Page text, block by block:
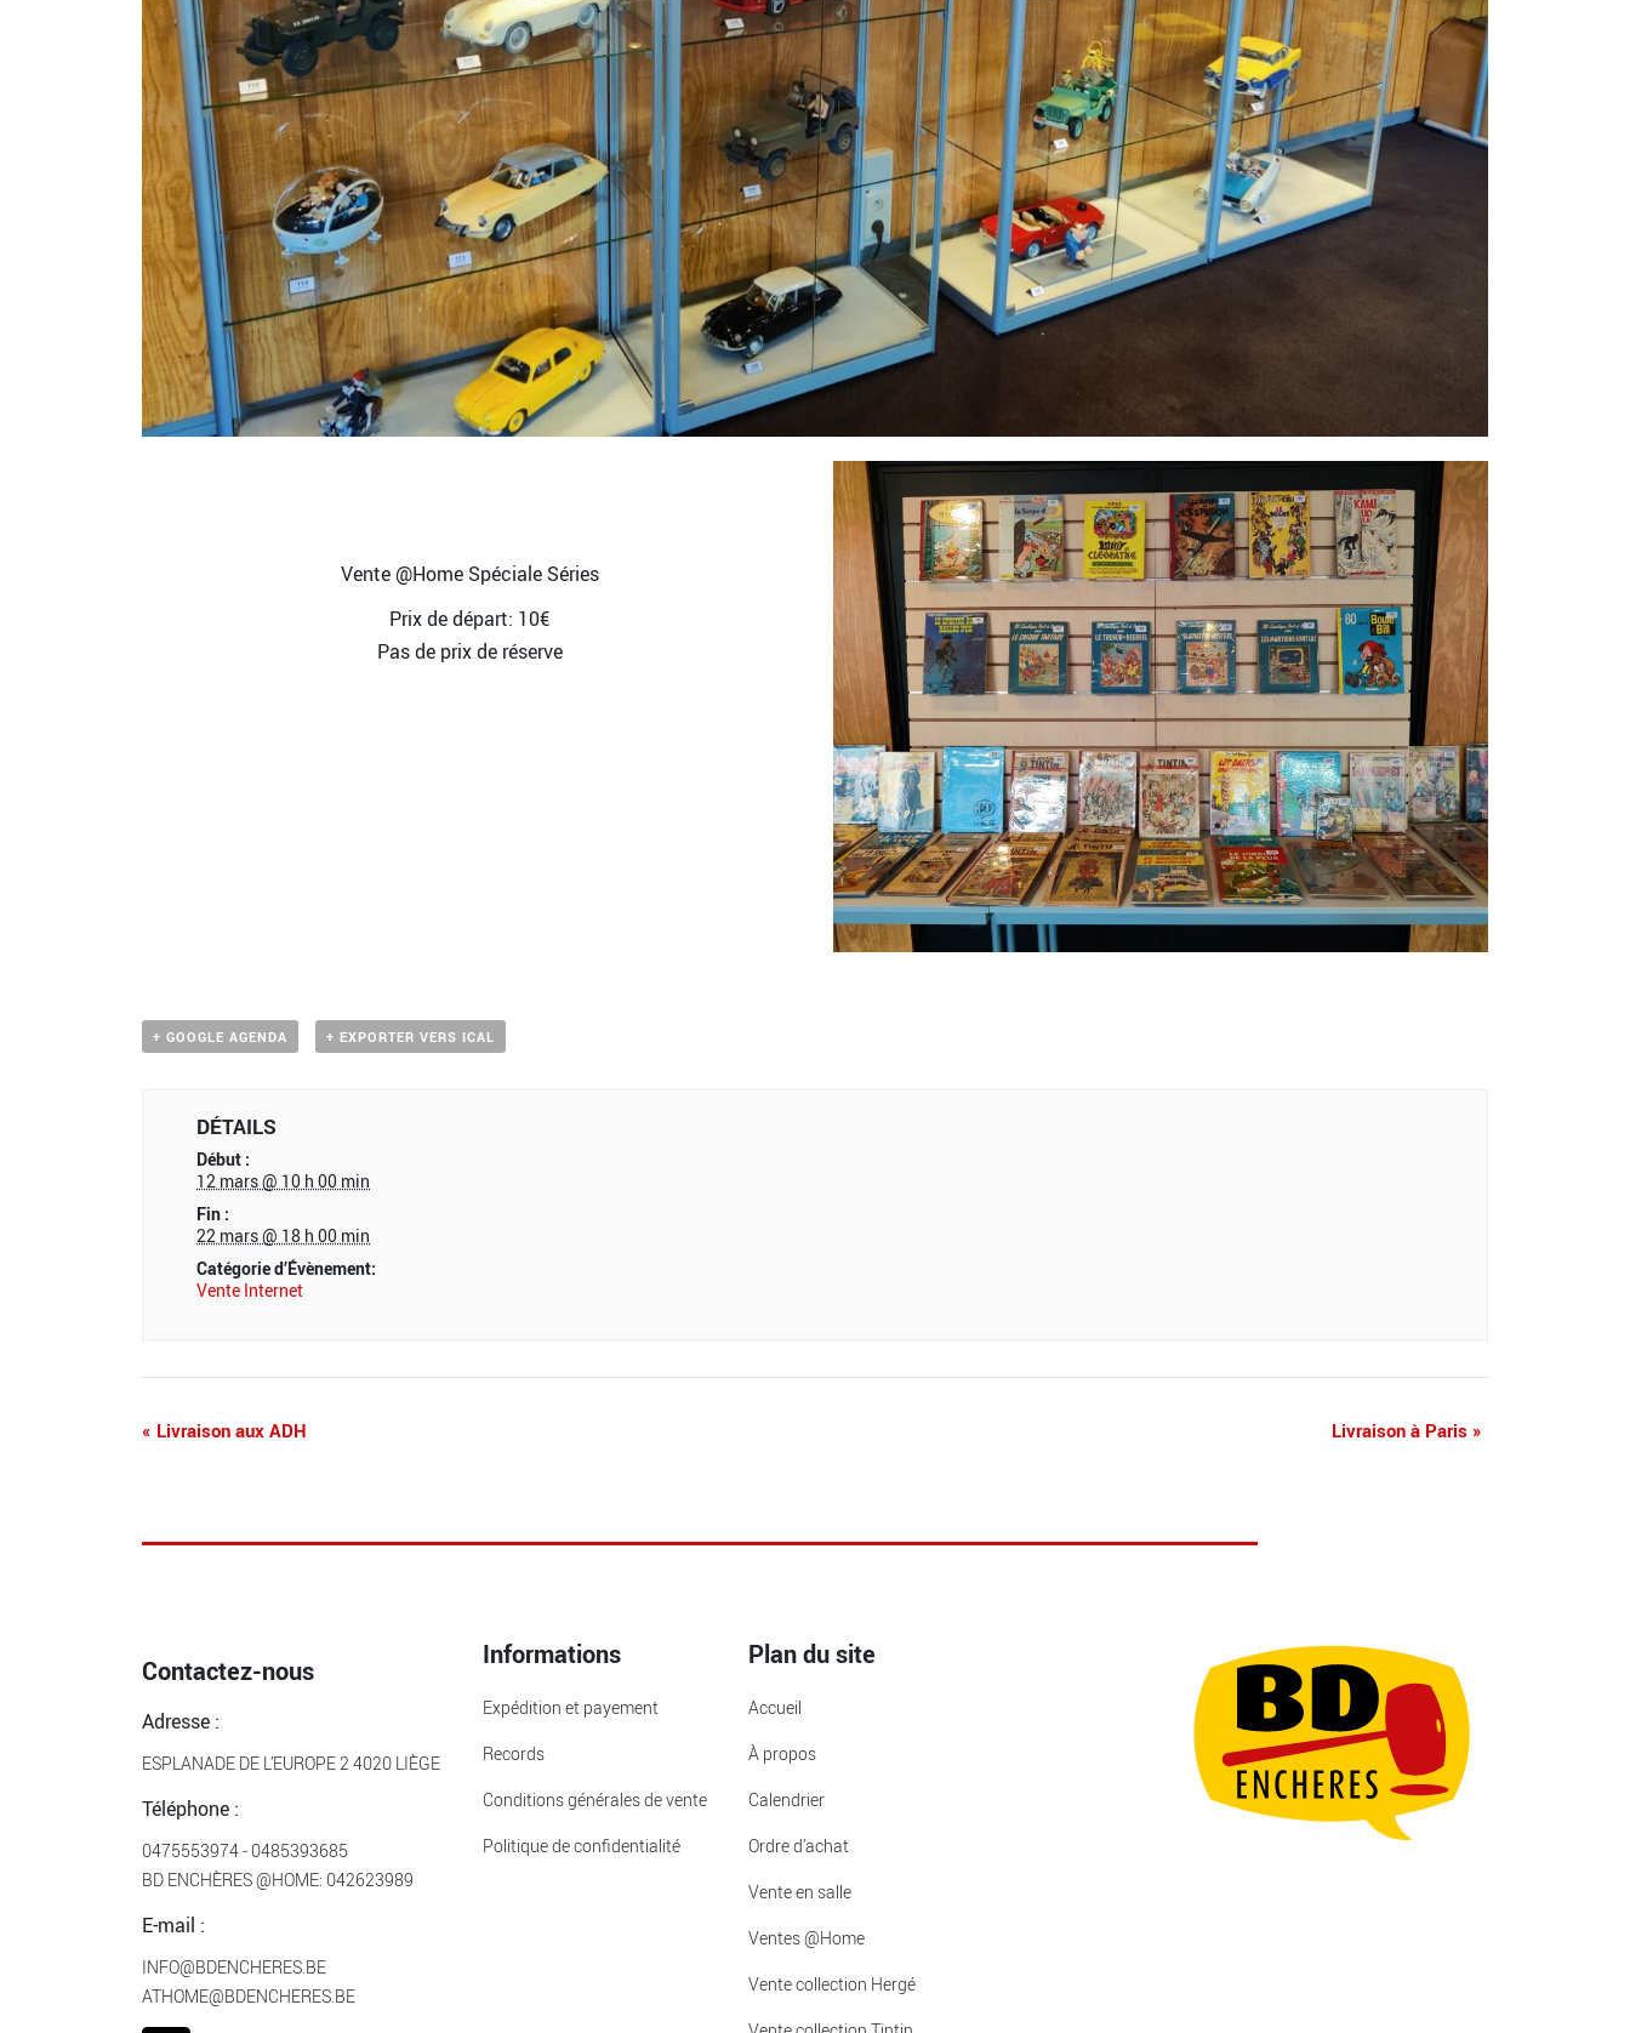
Vente @Home Spéciale Séries
Prix de départ: 10€
Pas de prix de réserve
+ GOOGLE AGENDA + EXPORTER VERS ICAL
DÉTAILS
Début :
12 mars @ 10 h 00 min
Fin :
22 mars @ 18 h 00 min
Catégorie d’Évènement:
Vente Internet
« Livraison aux ADH Livraison à Paris »
Contactez-nous
Adresse :
ESPLANADE DE L’EUROPE 2 4020 LIÈGE
Téléphone :
0475553974- 0485393685
BD ENCHÈRES @HOME: 042623989
E-mail :
INFO@BDENCHERES.BE
ATHOME@BDENCHERES.BE
Informations
Expédition et payement
Records
Conditions générales de vente
Politique de confidentialité
Plan du site
Accueil
À propos
Calendrier
Ordre d’achat
Vente en salle
Ventes @Home
Vente collection Hergé